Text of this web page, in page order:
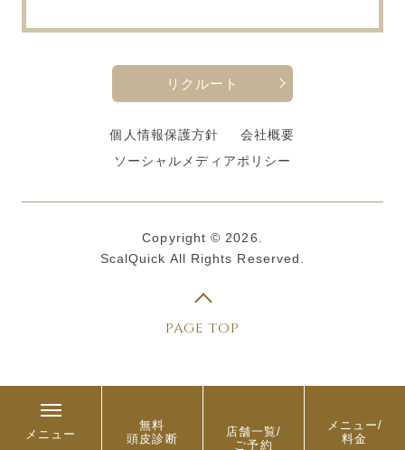
メニュー
無料
頭皮診断
店舗一覧/
ご予約
メニュー/
料金
PAGE TOP
リクルート
個人情報保護方針
会社概要
ソーシャルメディアポリシー
Copyright © 2026.
ScalQuick All Rights Reserved.